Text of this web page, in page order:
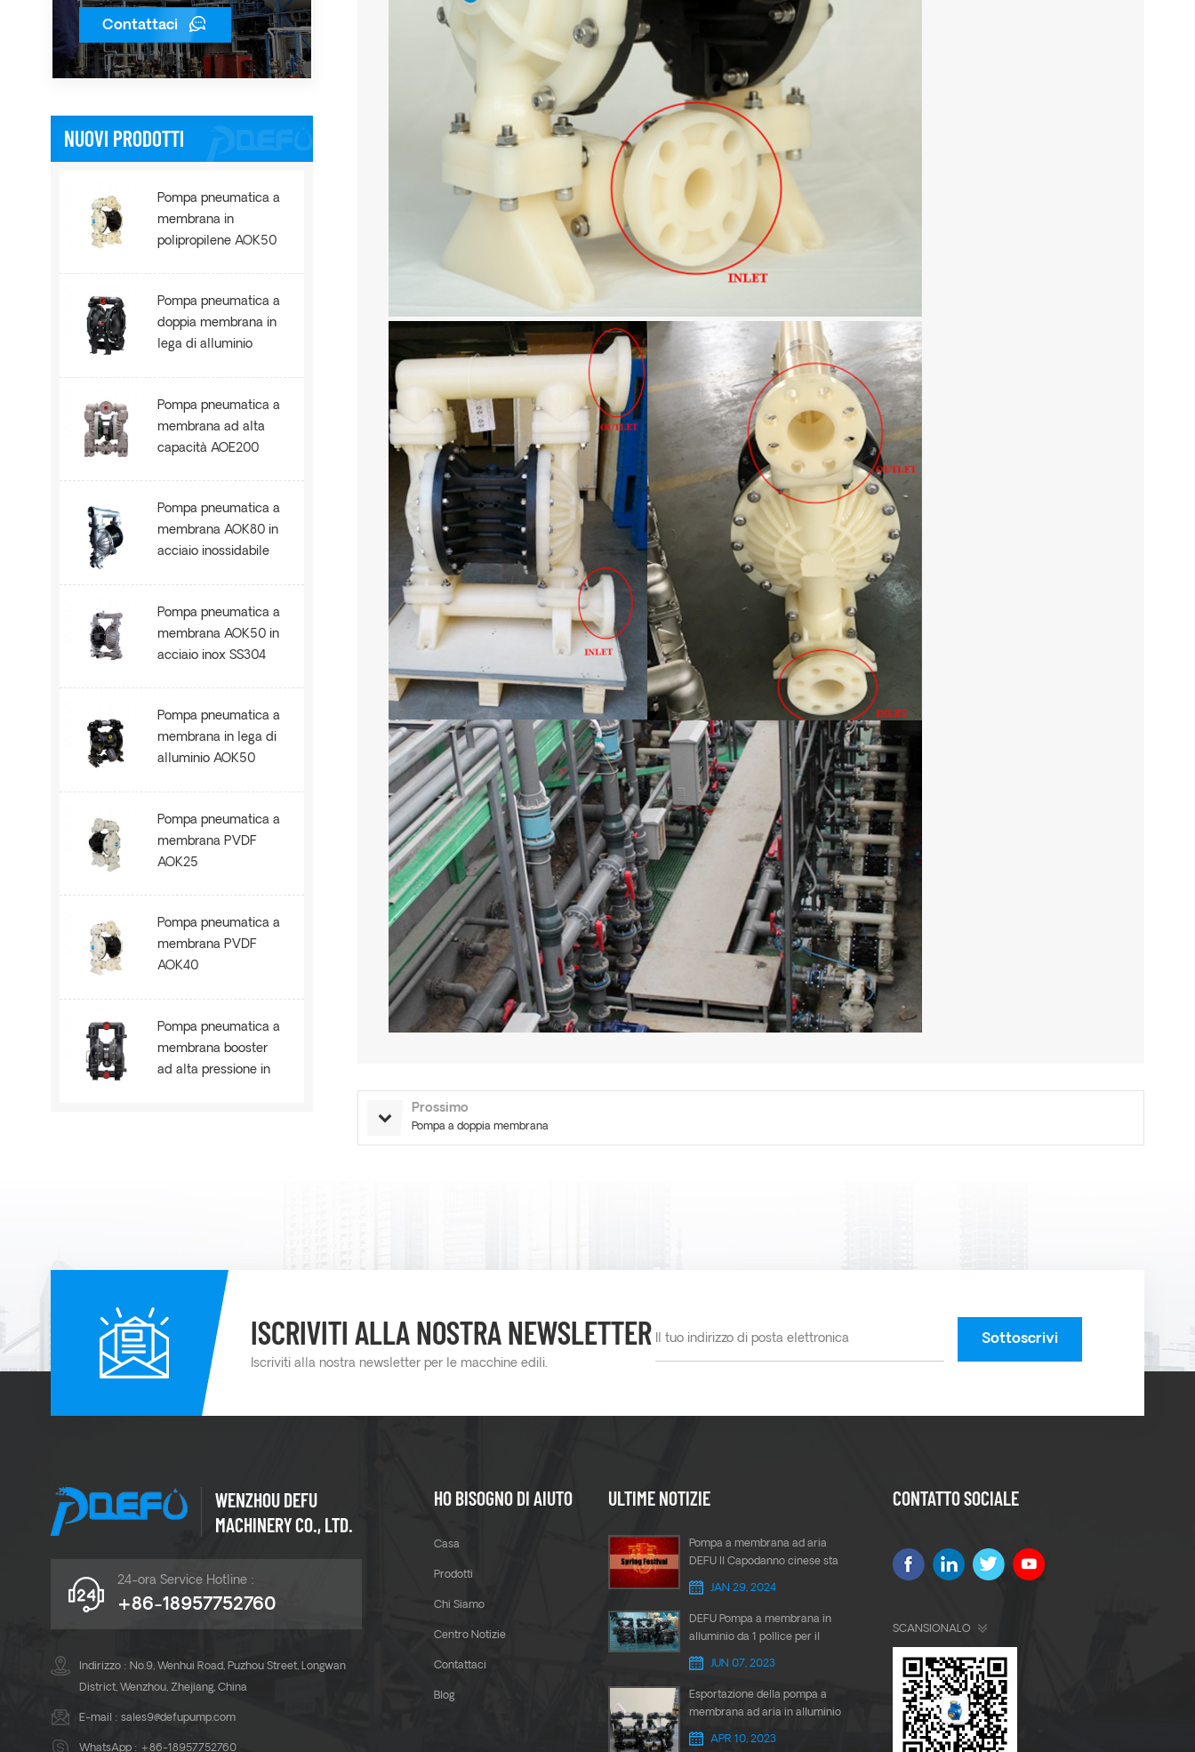
Prossimo
Pompa a doppia membrana
Contattaci
NUOVI PRODOTTI
Pompa pneumatica a
membrana in
polipropilene AOK50
Pompa pneumatica a
doppia membrana in
lega di alluminio
Pompa pneumatica a
membrana ad alta
capacità AOE200
Pompa pneumatica a
membrana AOK80 in
acciaio inossidabile
Pompa pneumatica a
membrana AOK50 in
acciaio inox SS304
Pompa pneumatica a
membrana in lega di
alluminio AOK50
Pompa pneumatica a
membrana PVDF
AOK25
Pompa pneumatica a
membrana PVDF
AOK40
Pompa pneumatica a
membrana booster
ad alta pressione in
ISCRIVITI ALLA NOSTRA NEWSLETTER
Iscriviti alla nostra newsletter per le macchine edili.
WENZHOU DEFU
MACHINERY CO., LTD.
24-ora Service Hotline :
+86-18957752760
Indirizzo : No.9, Wenhui Road, Puzhou Street, Longwan
District, Wenzhou, Zhejiang, China
E-mail : sales9@defupump.com
WhatsApp : +86-18957752760
CONTATTO SOCIALE
SCANSIONALO
HO BISOGNO DI AIUTO
Casa
Prodotti
Chi Siamo
Centro Notizie
Contattaci
Blog
ULTIME NOTIZIE
Pompa a membrana ad aria
DEFU Il Capodanno cinese sta
arrivando
JAN 29, 2024
DEFU Pompa a membrana in
alluminio da 1 pollice per il
trasferimento della colla
JUN 07, 2023
Esportazione della pompa a
membrana ad aria in alluminio
da 1,5 pollici DEFU in Corea del
Sud
APR 10, 2023